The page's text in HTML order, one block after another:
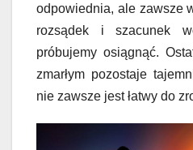
odpowiednia, ale zawsze
rozsądek i szacunek
próbujemy osiągnąć.
zmarłym pozostaje
nie zawsze jest łatwy do